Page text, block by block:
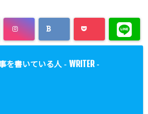
を書いている人 - WRITER -